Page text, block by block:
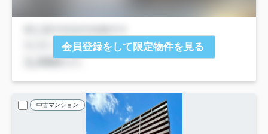
会員登録をして限定物件を見る
中古マンション